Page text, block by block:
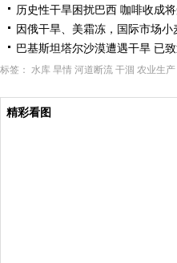
历史性干旱困扰巴西 咖啡收成
因俄干旱、美霜冻，国际市场小
巴基斯坦塔尔沙漠遭遇干旱 已
标签： 水库 旱情 河道断流 干涸 农业生产
精彩看图